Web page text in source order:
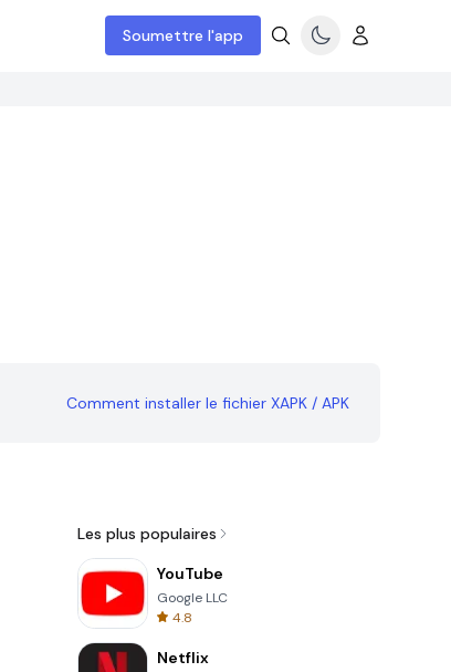
Soumettre l'app
Comment installer le fichier XAPK / APK
Les plus populaires
YouTube
Google LLC
4.8
Netflix